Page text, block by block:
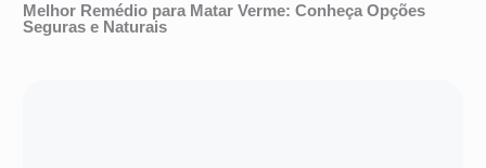
Melhor Remédio para Matar Verme: Conheça Opções
Seguras e Naturais